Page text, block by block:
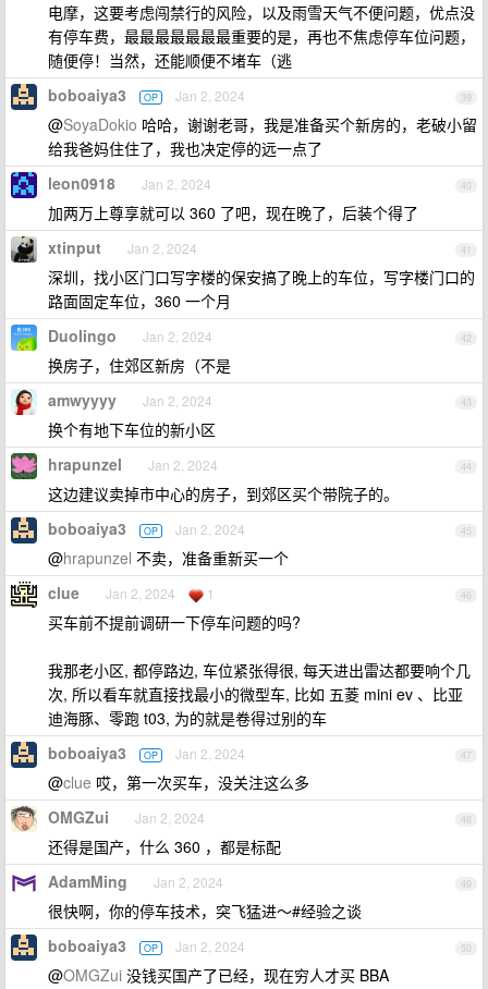
电摩，这要考虑闯禁行的风险，以及雨雪天气不便问题，优点没
有停车费，最最最最最最最重要的是，再也不焦虑停车位问题，
随便停！当然，还能顺便不堵车（逃
39
boboaiya3 OP Jan 2, 2024
@SoyaDokio 哈哈，谢谢老哥，我是准备买个新房的，老破小留
给我爸妈住住了，我也决定停的远一点了
40
leon0918 Jan 2, 2024
加两万上尊享就可以 360 了吧，现在晚了，后装个得了
41
xtinput Jan 2, 2024
深圳，找小区门口写字楼的保安搞了晚上的车位，写字楼门口的
路面固定车位，360 一个月
42
Duolingo Jan 2, 2024
换房子，住郊区新房（不是
43
amwyyyy Jan 2, 2024
换个有地下车位的新小区
44
hrapunzel Jan 2, 2024
这边建议卖掉市中心的房子，到郊区买个带院子的。
45
boboaiya3 OP Jan 2, 2024
@hrapunzel 不卖，准备重新买一个
46
clue Jan 2, 2024 1
买车前不提前调研一下停车问题的吗?
我那老小区, 都停路边, 车位紧张得很, 每天进出雷达都要响个几
次, 所以看车就直接找最小的微型车, 比如 五菱 mini ev 、比亚
迪海豚、零跑 t03, 为的就是卷得过别的车
47
boboaiya3 OP Jan 2, 2024
@clue 哎，第一次买车，没关注这么多
48
OMGZui Jan 2, 2024
还得是国产，什么 360 ，都是标配
49
AdamMing Jan 2, 2024
很快啊，你的停车技术，突飞猛进～#经验之谈
50
boboaiya3 OP Jan 2, 2024
@OMGZui 没钱买国产了已经，现在穷人才买 BBA